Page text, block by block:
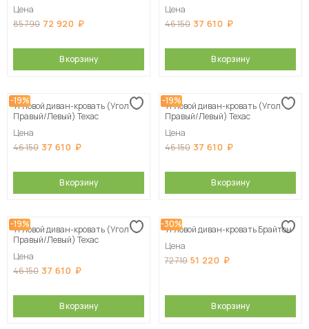
Цена
85 790 72 920
В корзину
Цена
46 150 37 610
В корзину
-19%
Угловой диван-кровать (Угол
Правый/Левый) Техас
Цена
46 150 37 610
В корзину
-19%
Угловой диван-кровать (Угол
Правый/Левый) Техас
Цена
46 150 37 610
В корзину
-19%
Угловой диван-кровать (Угол
Правый/Левый) Техас
Цена
46 150 37 610
В корзину
-30%
Угловой диван-кровать Брайтон
Цена
72 710 51 220
В корзину